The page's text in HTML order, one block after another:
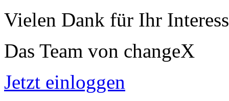
Vielen Dank für Ihr
Das Team von changeX
Jetzt einloggen